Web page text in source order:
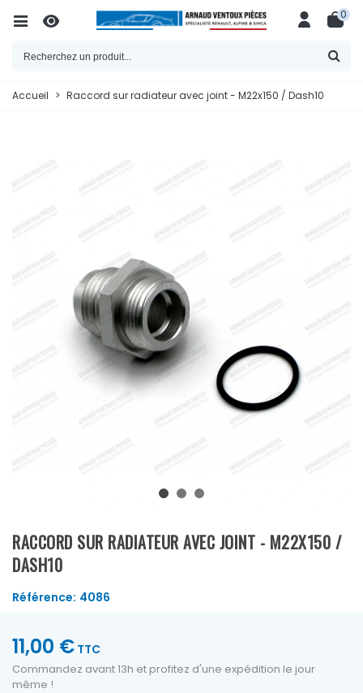
0
Accueil > Raccord sur radiateur avec joint - M22x150 / Dash10
RACCORD SUR RADIATEUR AVEC JOINT - M22X150 /
DASH10
Référence: 4086
11,00 € TTC
Commandez avant 13h et profitez d'une expédition le jour
même !